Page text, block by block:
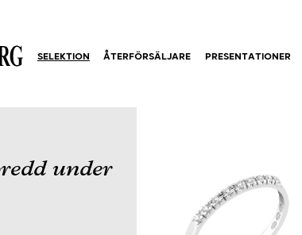
under
SELEKTION ÅTERFÖRSÄLJARE PRESENTATIONER